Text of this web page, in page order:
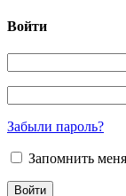
Войти
Забыли пароль?
Запомнить меня